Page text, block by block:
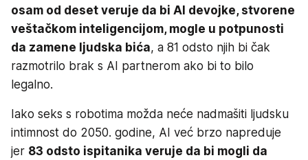
osam od deset veruje da bi AI devojke, stvorene
veštačkom inteligencijom, mogle u potpunosti
da zamene ljudska bića, a 81 odsto njih bi čak
razmotrilo brak s AI partnerom ako bi to bilo
legalno.
Iako seks s robotima možda neće nadmašiti ljudsku
intimnost do 2050. godine, AI već brzo napreduje
jer 83 odsto ispitanika veruje da bi mogli da